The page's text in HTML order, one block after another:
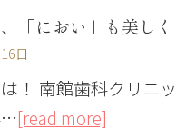
「におい」も美しく
日
！ 南館歯科クリニッ
…[read more]